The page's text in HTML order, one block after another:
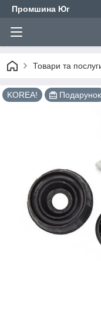
Промшина Юг
Товари та
KOREA! Подарунок